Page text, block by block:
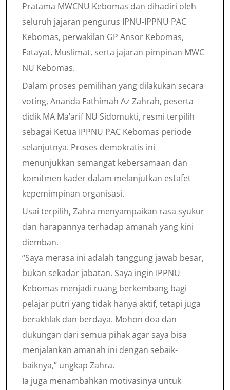
Pratama MWCNU Kebomas dan dihadiri oleh
seluruh jajaran pengurus IPNU-IPPNU PAC
Kebomas, perwakilan GP Ansor Kebomas,
Fatayat, Muslimat, serta jajaran pimpinan MWC
NU Kebomas.
Dalam proses pemilihan yang dilakukan secara
voting, Ananda Fathimah Az Zahrah, peserta
didik MA Ma’arif NU Sidomukti, resmi terpilih
sebagai Ketua IPPNU PAC Kebomas periode
selanjutnya. Proses demokratis ini
menunjukkan semangat kebersamaan dan
komitmen kader dalam melanjutkan estafet
kepemimpinan organisasi.
Usai terpilih, Zahra menyampaikan rasa syukur
dan harapannya terhadap amanah yang kini
diemban.
“Saya merasa ini adalah tanggung jawab besar,
bukan sekadar jabatan. Saya ingin IPPNU
Kebomas menjadi ruang berkembang bagi
pelajar putri yang tidak hanya aktif, tetapi juga
berakhlak dan berdaya. Mohon doa dan
dukungan dari semua pihak agar saya bisa
menjalankan amanah ini dengan sebaik-
baiknya,” ungkap Zahra.
Ia juga menambahkan motivasinya untuk